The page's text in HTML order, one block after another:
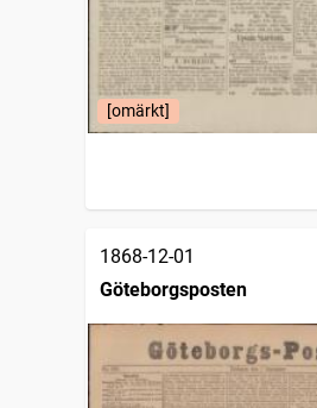
[omärkt]
1868-12-01
Göteborgsposten